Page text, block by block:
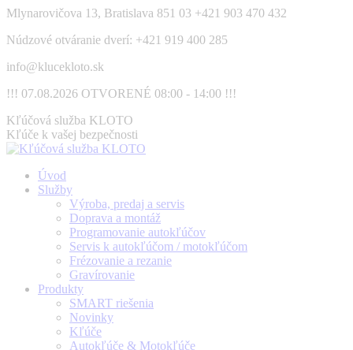
Skip
content
Mlynarovičova 13, Bratislava 851 03 +421 903 470 432
Núdzové otváranie dverí: +421 919 400 285
info@klucekloto.sk
!!! 07.08.2026 OTVORENÉ 08:00 - 14:00 !!!
Facebook
page
opens
new
window
Kľúčová služba KLOTO
Kľúče k vašej bezpečnosti
Úvod
Služby
Výroba, predaj a servis
Doprava a montáž
Programovanie autokľúčov
Servis k autokľúčom / motokľúčom
Frézovanie a rezanie
Gravírovanie
Produkty
SMART riešenia
Novinky
Kľúče
Autokľúče & Motokľúče